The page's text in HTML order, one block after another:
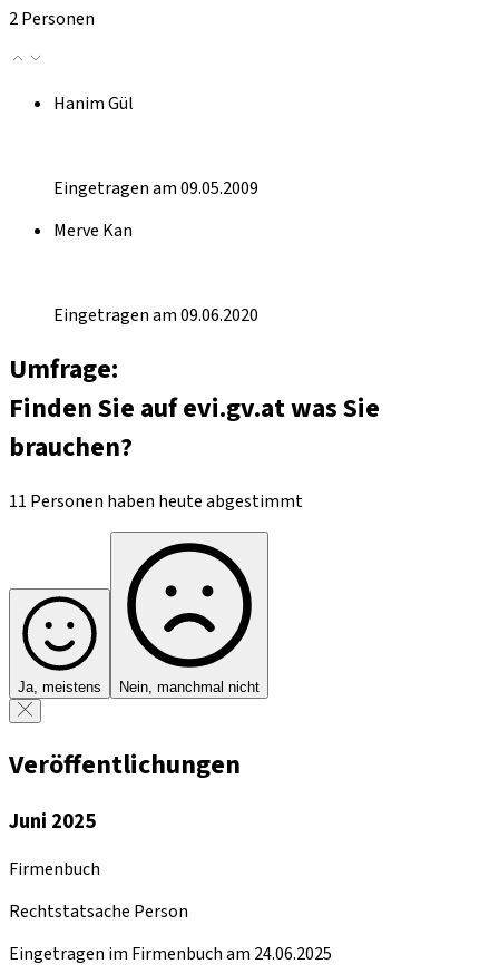
2 Personen
Hanim Gül
Eingetragen am 09.05.2009
Merve Kan
Eingetragen am 09.06.2020
Umfrage:
Finden Sie auf evi.gv.at was Sie
brauchen?
11 Personen haben heute abgestimmt
Ja, meistens Nein, manchmal nicht
Veröffentlichungen
Juni 2025
Firmenbuch
Rechtstatsache Person
Eingetragen im Firmenbuch am 24.06.2025